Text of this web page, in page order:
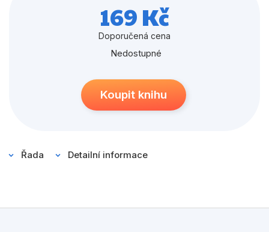
Příroda a zahrada
Umění a kultura
Young adult
169 Kč
Doporučená cena
Nedostupné
Koupit knihu
Řada Detailní informace